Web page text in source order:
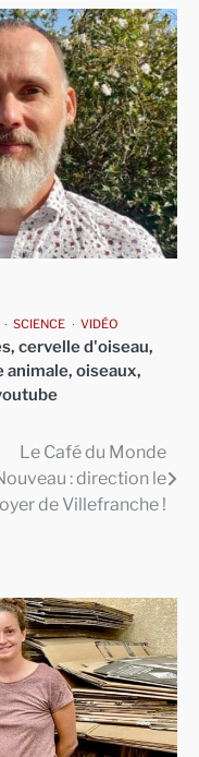
SCIENCE VIDÉO
, cervelle d'oiseau,
animale, oiseaux,
Le Café du Monde
: direction le
de Villefranche !